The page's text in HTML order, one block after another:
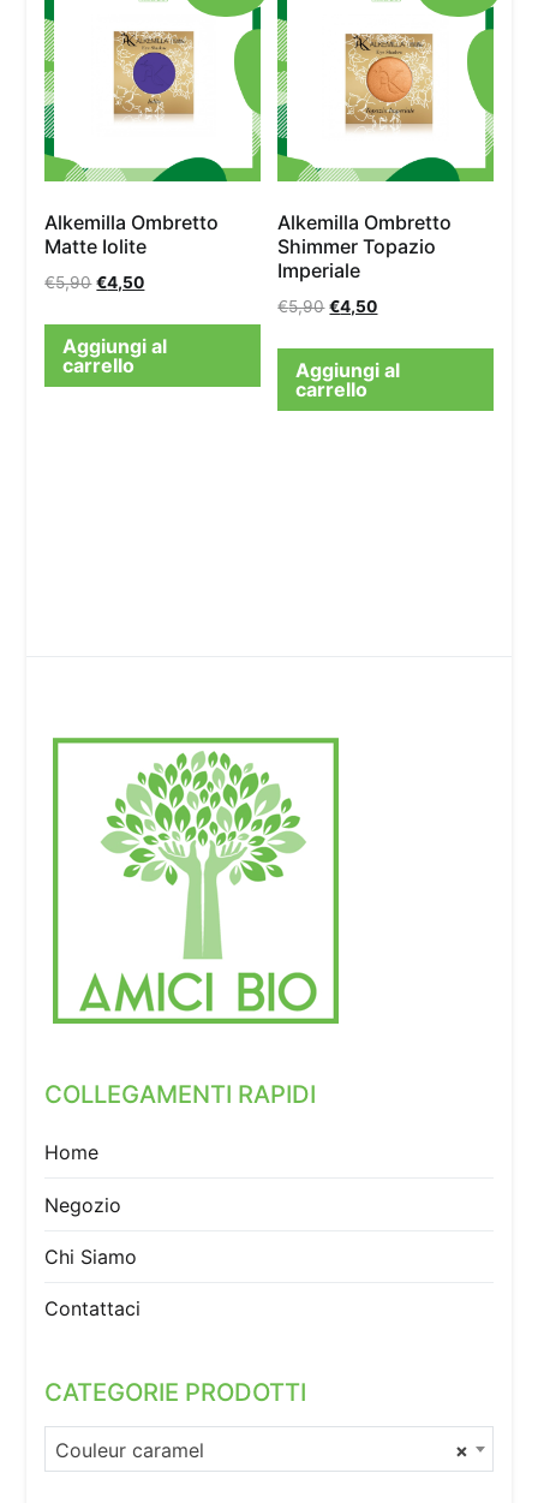
Alkemilla Ombretto
Matte Iolite
€5,90 €4,50
Aggiungi al
carrello
Alkemilla Ombretto
Shimmer Topazio
Imperiale
€5,90 €4,50
Aggiungi al
carrello
COLLEGAMENTI RAPIDI
Home
Negozio
Chi Siamo
Contattaci
CATEGORIE PRODOTTI
×
Couleur caramel